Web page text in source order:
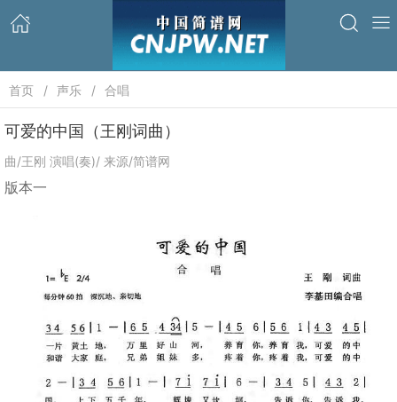
首页 声乐 合唱
可爱的中国（王刚词曲）
曲/王刚 演唱(奏)/ 来源/简谱网
版本一